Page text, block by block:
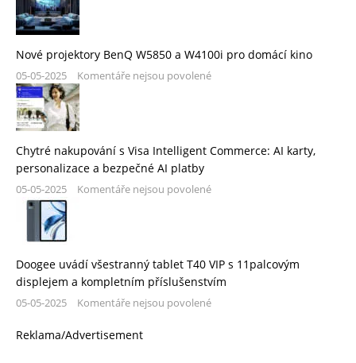
Nové projektory BenQ W5850 a W4100i pro domácí kino
05-05-2025 Komentáře nejsou povolené
Chytré nakupování s Visa Intelligent Commerce: AI karty,
personalizace a bezpečné AI platby
05-05-2025 Komentáře nejsou povolené
Doogee uvádí všestranný tablet T40 VIP s 11palcovým
displejem a kompletním příslušenstvím
05-05-2025 Komentáře nejsou povolené
Reklama/Advertisement